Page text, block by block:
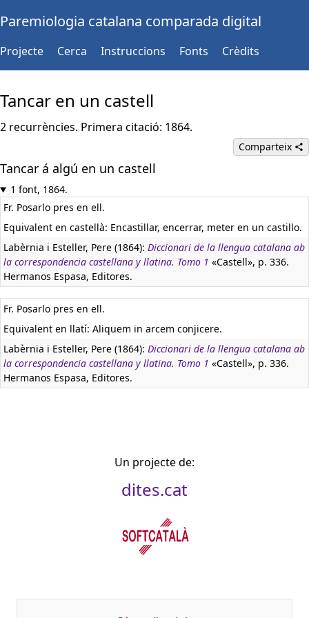
Paremiologia catalana comparada digital
Projecte Cerca Instruccions Fonts Crèdits
Tancar en un castell
2 recurrències. Primera citació: 1864.
Comparteix
Tancar á algú en un castell
1 font, 1864.
Fr. Posarlo pres en ell.
Equivalent en castellà: Encastillar, encerrar, meter en un castillo.
Labèrnia i Esteller, Pere (1864): Diccionari de la llengua catalana ab
la correspondencia castellana y llatina. Tomo 1 «Castell», p. 336.
Hermanos Espasa, Editores.
Fr. Posarlo pres en ell.
Equivalent en llatí: Aliquem in arcem conjicere.
Labèrnia i Esteller, Pere (1864): Diccionari de la llengua catalana ab
la correspondencia castellana y llatina. Tomo 1 «Castell», p. 336.
Hermanos Espasa, Editores.
Un projecte de:
dites.cat